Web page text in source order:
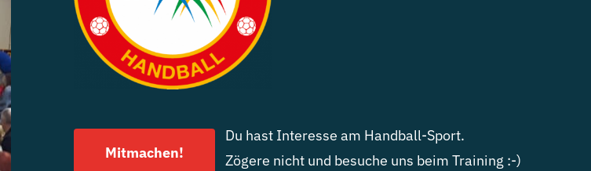
Mitmachen!
Du hast Interesse am Handball-Sport.
Zögere nicht und besuche uns beim Training :-)